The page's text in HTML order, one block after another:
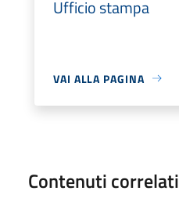
Ufficio stampa
VAI ALLA PAGINA
Contenuti correlati